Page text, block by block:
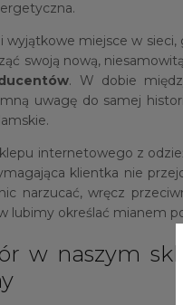
wyjątkowe miejsce w
swoją nową,
. W dobie
uwagę do samej
internetowego z
klientka nie
narzucać, wręcz
lubimy określać mianem
w naszym